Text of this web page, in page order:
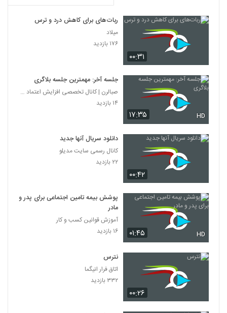
۰۰:۳۱
ربات‌های برای کاهش درد و ترس
میلاد
۱۷۶ بازدید
۱۷:۳۵ HD
جلسه آخر: مهمترین جلسه بلاگری
صبالرن | کانال تخصصی افزایش اعتماد به نفس
۱۴ بازدید
۰۰:۴۲
دانلود سریال آنها جدید
کانال رسمی سایت مدیلو
۲۲ بازدید
۰۱:۴۵ HD
پوشش بیمه تامین اجتماعی برای پدر و
مادر
آموزش قوانین کسب و کار
۱۶ بازدید
۰۰:۲۶
نترس
اتاق فرار انیگما
۳۳۲ بازدید